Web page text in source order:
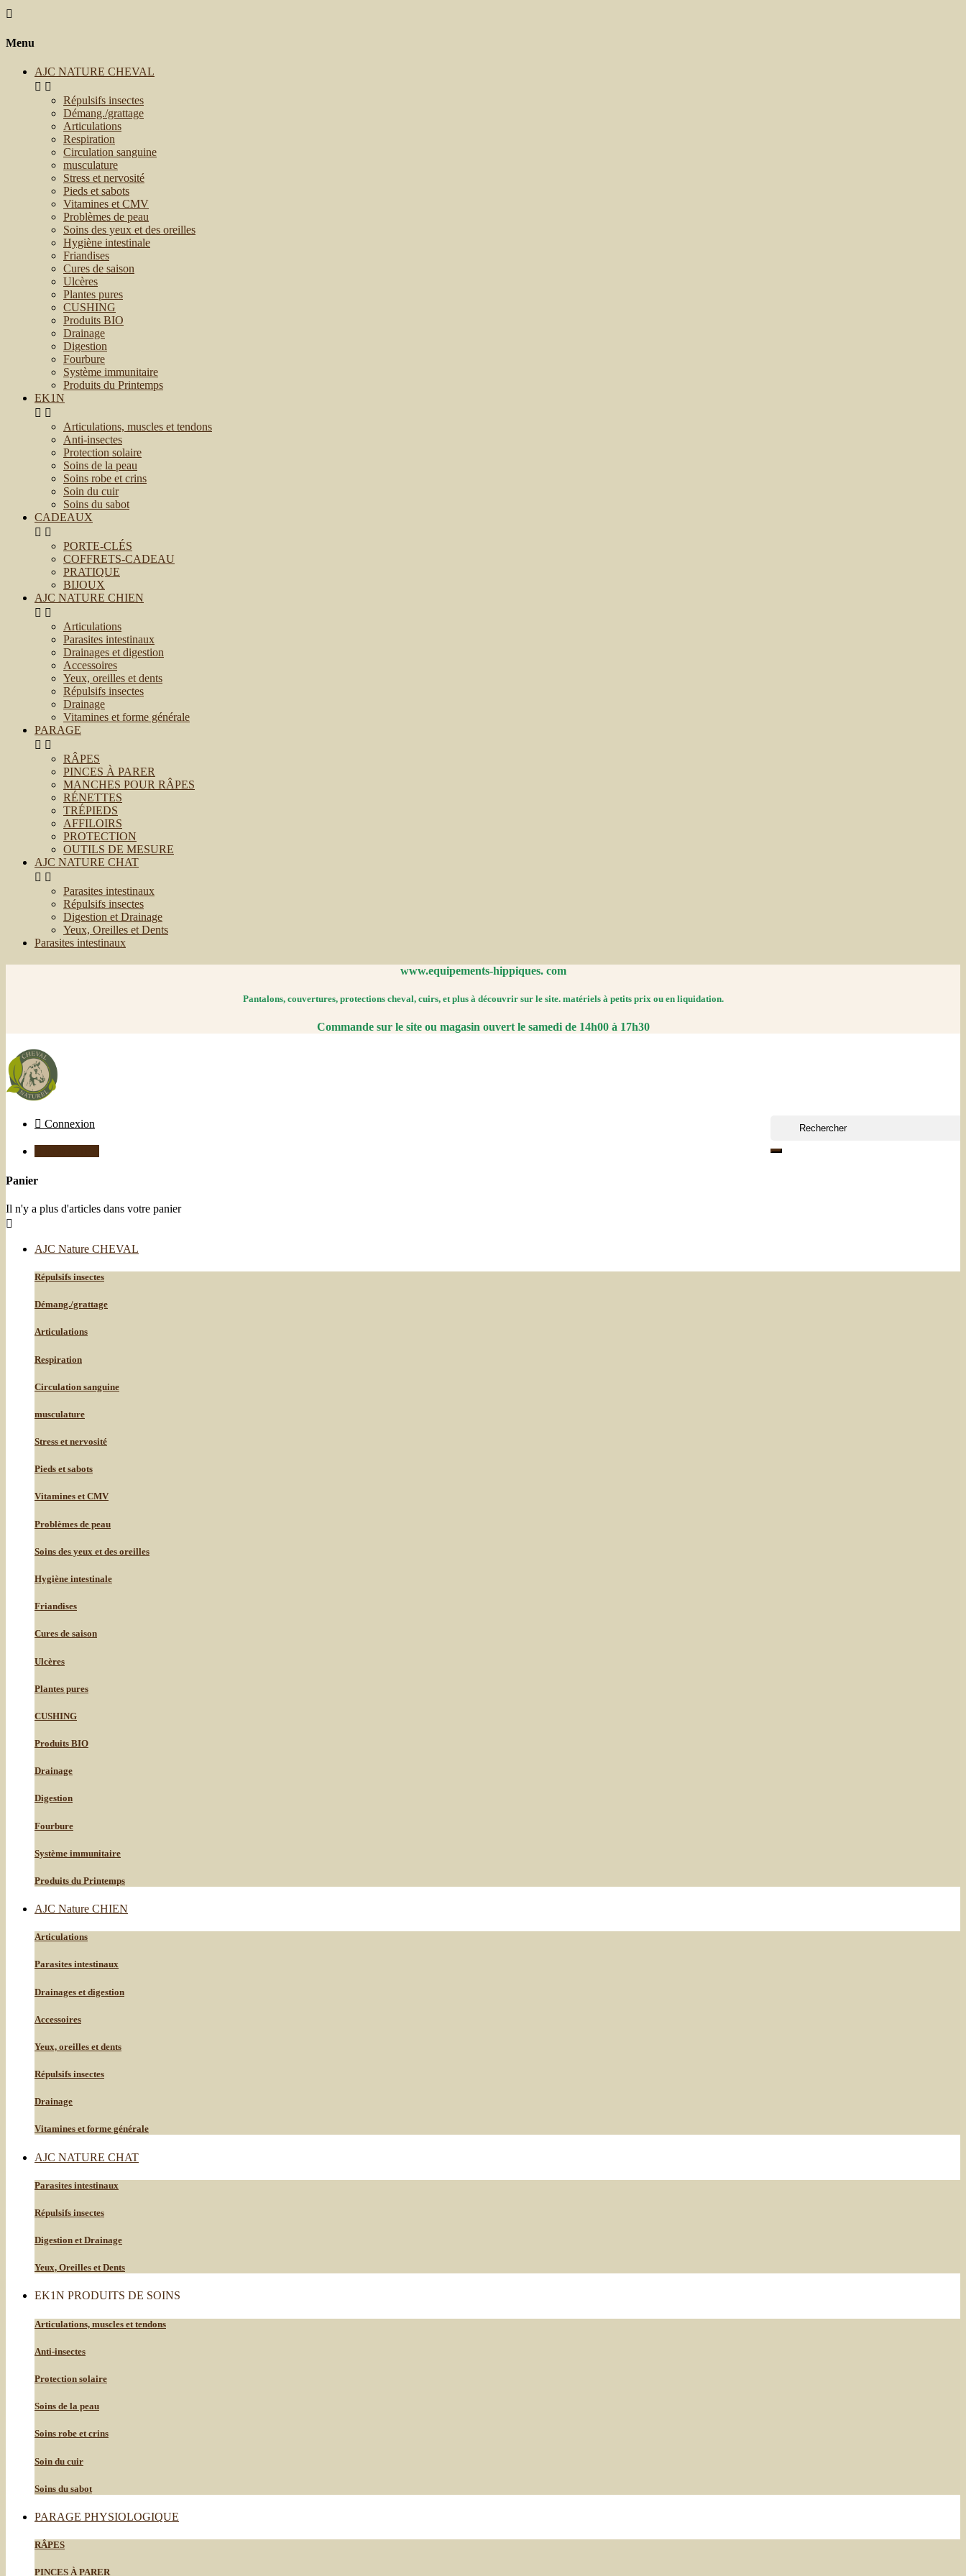

Menu
AJC NATURE CHEVAL
 
Répulsifs insectes
Démang./grattage
Articulations
Respiration
Circulation sanguine
musculature
Stress et nervosité
Pieds et sabots
Vitamines et CMV
Problèmes de peau
Soins des yeux et des oreilles
Hygiène intestinale
Friandises
Cures de saison
Ulcères
Plantes pures
CUSHING
Produits BIO
Drainage
Digestion
Fourbure
Système immunitaire
Produits du Printemps
EK1N
 
Articulations, muscles et tendons
Anti-insectes
Protection solaire
Soins de la peau
Soins robe et crins
Soin du cuir
Soins du sabot
CADEAUX
 
PORTE-CLÉS
COFFRETS-CADEAU
PRATIQUE
BIJOUX
AJC NATURE CHIEN
 
Articulations
Parasites intestinaux
Drainages et digestion
Accessoires
Yeux, oreilles et dents
Répulsifs insectes
Drainage
Vitamines et forme générale
PARAGE
 
RÂPES
PINCES À PARER
MANCHES POUR RÂPES
RÉNETTES
TRÉPIEDS
AFFILOIRS
PROTECTION
OUTILS DE MESURE
AJC NATURE CHAT
 
Parasites intestinaux
Répulsifs insectes
Digestion et Drainage
Yeux, Oreilles et Dents
Parasites intestinaux
www.equipements-hippiques. com
Pantalons, couvertures, protections cheval, cuirs, et plus à découvrir sur le site. matériels à petits prix ou en liquidation.
Commande sur le site ou magasin ouvert le samedi de 14h00 à 17h30
 Connexion
Panier
Il n'y a plus d'articles dans votre panier

AJC Nature CHEVAL
Répulsifs insectes
Démang./grattage
Articulations
Respiration
Circulation sanguine
musculature
Stress et nervosité
Pieds et sabots
Vitamines et CMV
Problèmes de peau
Soins des yeux et des oreilles
Hygiène intestinale
Friandises
Cures de saison
Ulcères
Plantes pures
CUSHING
Produits BIO
Drainage
Digestion
Fourbure
Système immunitaire
Produits du Printemps
AJC Nature CHIEN
Articulations
Parasites intestinaux
Drainages et digestion
Accessoires
Yeux, oreilles et dents
Répulsifs insectes
Drainage
Vitamines et forme générale
AJC NATURE CHAT
Parasites intestinaux
Répulsifs insectes
Digestion et Drainage
Yeux, Oreilles et Dents
EK1N PRODUITS DE SOINS
Articulations, muscles et tendons
Anti-insectes
Protection solaire
Soins de la peau
Soins robe et crins
Soin du cuir
Soins du sabot
PARAGE PHYSIOLOGIQUE
RÂPES
PINCES À PARER